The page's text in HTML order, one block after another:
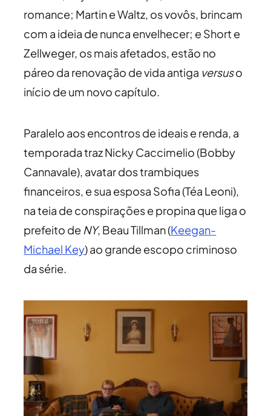
romance; Martin e Waltz, os vovôs, brincam
com a ideia de nunca envelhecer; e Short e
Zellweger, os mais afetados, estão no
páreo da renovação de vida antiga versuso
início de um novo capítulo.
Paralelo aos encontros de ideais e renda, a
temporada traz Nicky Caccimelio (Bobby
Cannavale), avatar dos trambiques
financeiros, e sua esposa Sofia (Téa Leoni),
na teia de conspirações e propina que liga o
prefeito de NY, Beau Tillman (Keegan-
Michael Key) ao grande escopo criminoso
da série.